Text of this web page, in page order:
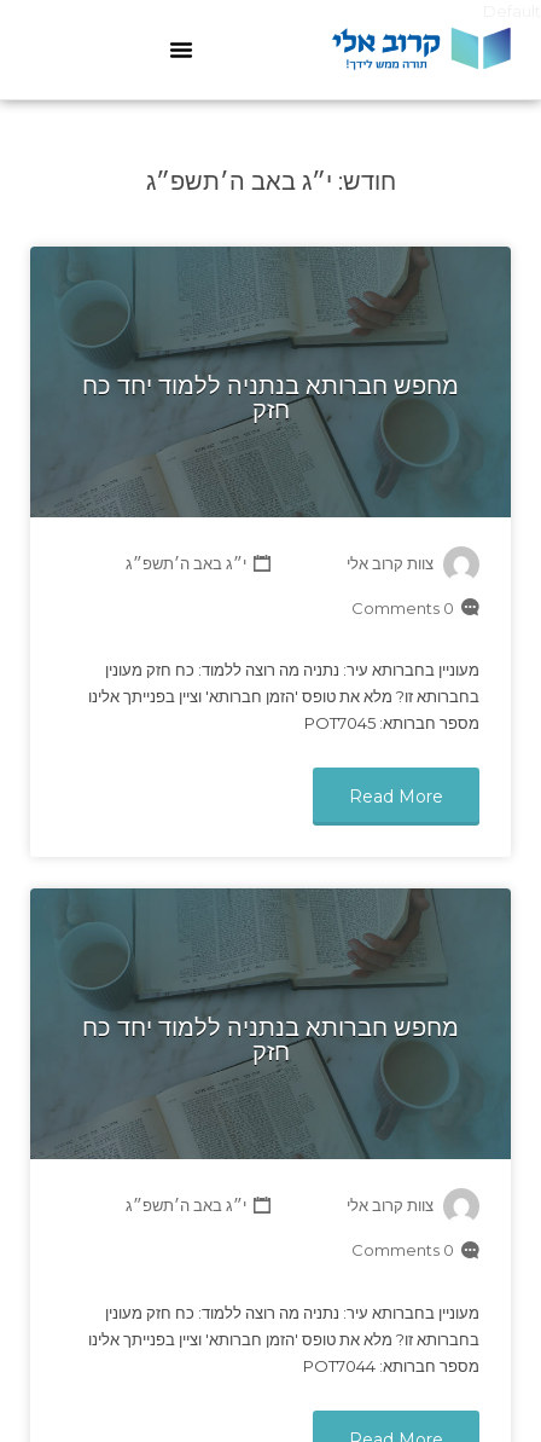
חודש: י״ג באב ה׳תשפ״ג
מחפש חברותא בנתניה ללמוד יחד כח
חזק
צוות קרוב אלי י״ג באב ה׳תשפ״ג
0 Comments
מעוניין בחברותא עיר: נתניה מה רוצה ללמוד: כח חזק מעונין
בחברותא זו? מלא את טופס 'הזמן חברותא' וציין בפנייתך אלינו
מספר חברותא: POT7045
Read More
מחפש חברותא בנתניה ללמוד יחד כח
חזק
צוות קרוב אלי י״ג באב ה׳תשפ״ג
0 Comments
מעוניין בחברותא עיר: נתניה מה רוצה ללמוד: כח חזק מעונין
בחברותא זו? מלא את טופס 'הזמן חברותא' וציין בפנייתך אלינו
מספר חברותא: POT7044